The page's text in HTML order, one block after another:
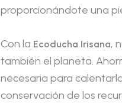
proporcionándote una
Con la Ecoducha Irisana,
también el planeta.
necesaria para
conservación de los